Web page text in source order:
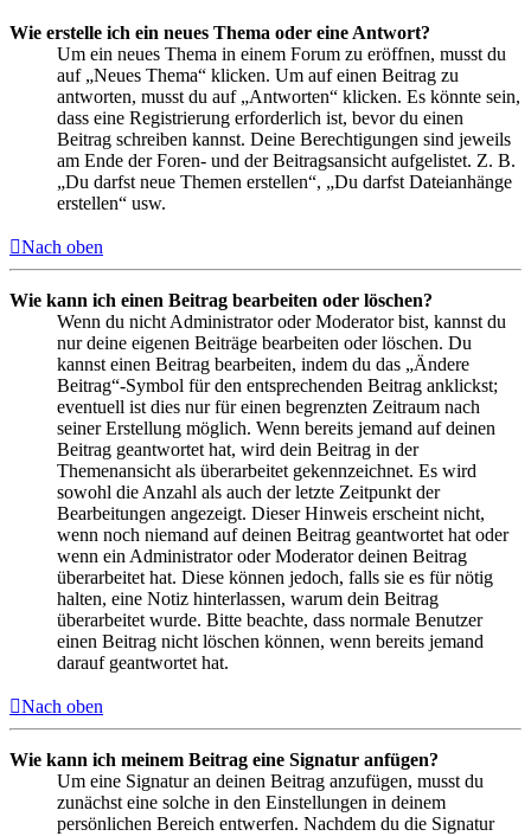
Wie erstelle ich ein neues Thema oder eine Antwort?
Um ein neues Thema in einem Forum zu eröffnen, musst du
auf „Neues Thema“ klicken. Um auf einen Beitrag zu
antworten, musst du auf „Antworten“ klicken. Es könnte sein,
dass eine Registrierung erforderlich ist, bevor du einen
Beitrag schreiben kannst. Deine Berechtigungen sind jeweils
am Ende der Foren- und der Beitragsansicht aufgelistet. Z. B.
„Du darfst neue Themen erstellen“, „Du darfst Dateianhänge
erstellen“ usw.
Nach oben
Wie kann ich einen Beitrag bearbeiten oder löschen?
Wenn du nicht Administrator oder Moderator bist, kannst du
nur deine eigenen Beiträge bearbeiten oder löschen. Du
kannst einen Beitrag bearbeiten, indem du das „Ändere
Beitrag“-Symbol für den entsprechenden Beitrag anklickst;
eventuell ist dies nur für einen begrenzten Zeitraum nach
seiner Erstellung möglich. Wenn bereits jemand auf deinen
Beitrag geantwortet hat, wird dein Beitrag in der
Themenansicht als überarbeitet gekennzeichnet. Es wird
sowohl die Anzahl als auch der letzte Zeitpunkt der
Bearbeitungen angezeigt. Dieser Hinweis erscheint nicht,
wenn noch niemand auf deinen Beitrag geantwortet hat oder
wenn ein Administrator oder Moderator deinen Beitrag
überarbeitet hat. Diese können jedoch, falls sie es für nötig
halten, eine Notiz hinterlassen, warum dein Beitrag
überarbeitet wurde. Bitte beachte, dass normale Benutzer
einen Beitrag nicht löschen können, wenn bereits jemand
darauf geantwortet hat.
Nach oben
Wie kann ich meinem Beitrag eine Signatur anfügen?
Um eine Signatur an deinen Beitrag anzufügen, musst du
zunächst eine solche in den Einstellungen in deinem
persönlichen Bereich entwerfen. Nachdem du die Signatur